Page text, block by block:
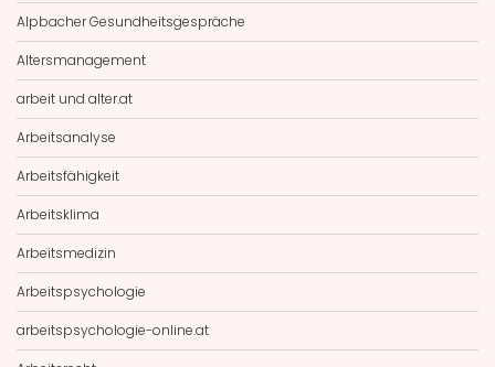
Alpbacher Gesundheitsgespräche
Altersmanagement
arbeit und alter.at
Arbeitsanalyse
Arbeitsfähigkeit
Arbeitsklima
Arbeitsmedizin
Arbeitspsychologie
arbeitspsychologie-online.at